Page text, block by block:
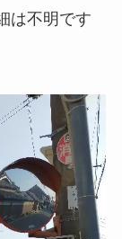
は不明です